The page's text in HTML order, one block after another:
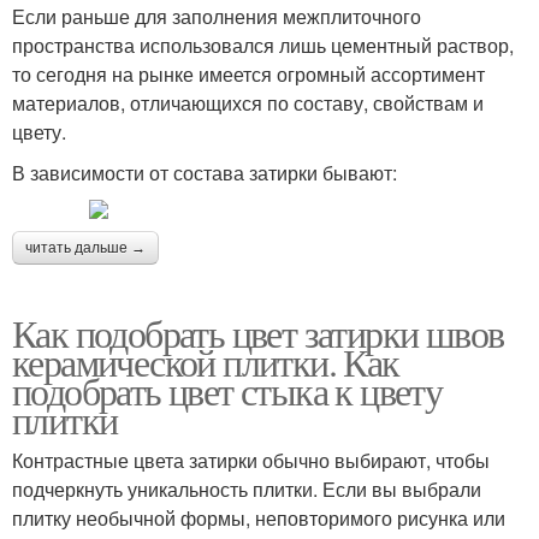
Если раньше для заполнения межплиточного
пространства использовался лишь цементный раствор,
то сегодня на рынке имеется огромный ассортимент
материалов, отличающихся по составу, свойствам и
цвету.
В зависимости от состава затирки бывают:
читать дальше →
Как подобрать цвет затирки швов
керамической плитки. Как
подобрать цвет стыка к цвету
плитки
Контрастные цвета затирки обычно выбирают, чтобы
подчеркнуть уникальность плитки. Если вы выбрали
плитку необычной формы, неповторимого рисунка или